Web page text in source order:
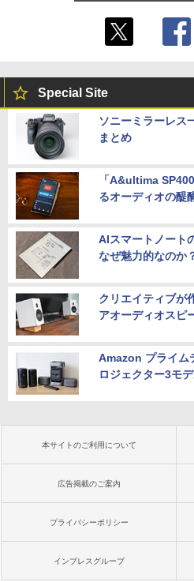
Special Site
ソニーミラーレス
まとめ
「A&ultima
るオーディオの醍
AIスマートノート
なぜ魅力的なのか
クリエイティブが
アオーディオスピ
Amazon プライム
ロジェクター3モ
本サイトのご利用について
広告掲載のご案内
プライバシーポリシー
インプレスグループ